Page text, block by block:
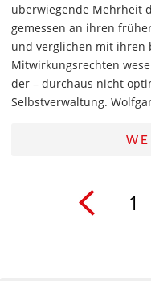
überwiegende Mehrheit
gemessen an ihren
und verglichen mit ihren
Mitwirkungsrechten
der – durchaus nicht
Selbstverwaltung.
1